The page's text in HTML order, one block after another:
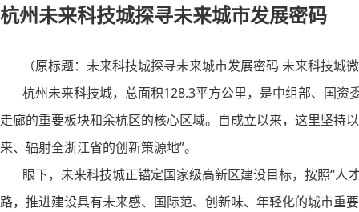
杭州未来科技城探寻未来城市发展密码
（原标题：未来科技城探寻未来城市发展密码 未来科技城
杭州未来科技城，总面积128.3平方公里，是中组部、国资
走廊的重要板块和余杭区的核心区域。自成立以来，这里坚持
来、辐射全浙江省的创新策源地”。
眼下，未来科技城正锚定国家级高新区建设目标，按照“人
路，推进建设具有未来感、国际范、创新味、年轻化的城市重